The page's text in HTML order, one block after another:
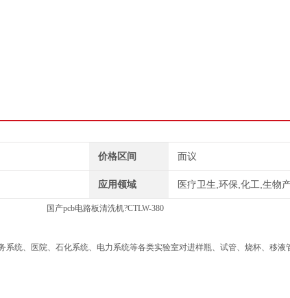
价格区间 面议
应用领域 医疗卫生,环保,化工,生物
国产pcb电路板清洗机?CTLW-380
统、医院、石化系统、电力系统等各类实验室对进样瓶、试管、烧杯、移液